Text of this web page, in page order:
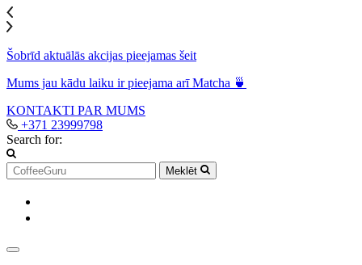
Šobrīd aktuālās akcijas pieejamas šeit
Mums jau kādu laiku ir pieejama arī Matcha 🍵
KONTAKTI PAR MUMS
+371 23999798
Search for:
Meklēt